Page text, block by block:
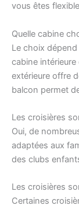
vous êtes
Quelle cabine
Le choix
cabine
extérieure offre
balcon permet
Les croisières
Oui, de
adaptées aux
des clubs
Les croisières
Certaines